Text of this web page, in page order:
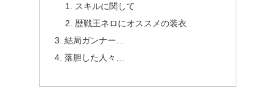
スキルに関して
歴戦王ネロにオススメの装衣
結局ガンナー…
落胆した人々…